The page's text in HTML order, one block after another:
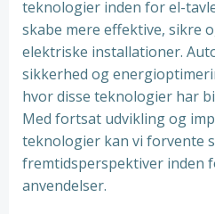
teknologier inden for el-
skabe mere effektive, sikre
elektriske installationer.
sikkerhed og
hvor disse teknologier har
Med fortsat udvikling og
teknologier kan vi forvente
fremtidsperspektiver inden
anvendelser.